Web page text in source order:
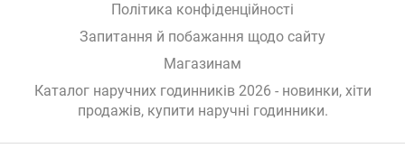
Політика конфіденційності
Запитання й побажання щодо сайту
Магазинам
Каталог наручних годинників 2026 - новинки, хіти
продажів, купити наручні годинники.